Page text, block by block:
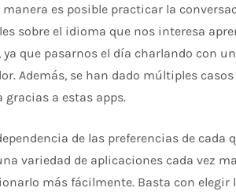
manera es posible practicar la
sobre el idioma que nos interesa
ya que pasarnos el día charlando con
Además, se han dado múltiples
gracias a estas apps.
de las preferencias de
variedad de aplicaciones cada vez
más fácilmente. Basta con